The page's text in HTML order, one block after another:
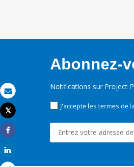
Email
Imprimer
Tweet
Share
Abonnez-
Notifications sur Project
J'accepte les termes de la